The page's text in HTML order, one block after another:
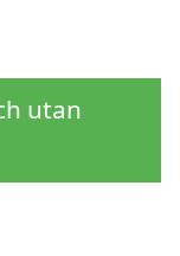
utan